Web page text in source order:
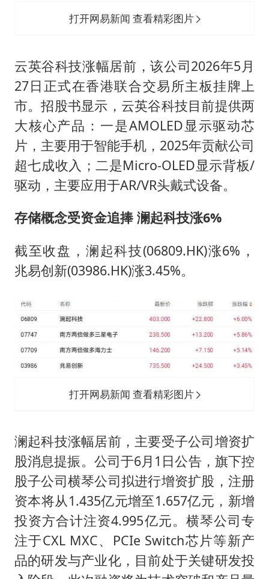
打开网易新闻 查看精彩图片
云英谷科技涨幅居前，该公司2026年5月
27日正式在香港联合交易所主板挂牌上
市。招股书显示，云英谷科技目前提供两
大核心产品：一是AMOLED显示驱动芯
片，主要用于智能手机，2025年贡献公司
超七成收入；二是Micro-OLED显示背板/
驱动，主要应用于AR/VR头戴式设备。
存储概念受资金追捧 澜起科技涨6%
截至收盘，澜起科技(06809.HK)涨6%，
兆易创新(03986.HK)涨3.45%。
打开网易新闻 查看精彩图片
澜起科技涨幅居前，主要受子公司增资扩
股消息提振。公司于6月1日公告，旗下控
股子公司横琴公司拟进行增资扩股，注册
资本将从1.435亿元增至1.657亿元，新增
投资方合计注资4.995亿元。横琴公司专
注于CXL MXC、PCIe Switch芯片等新产
品的研发与产业化，目前处于关键研发投